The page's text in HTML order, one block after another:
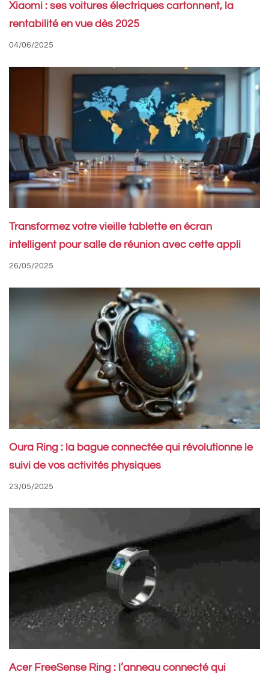
Xiaomi : ses voitures électriques cartonnent, la
rentabilité en vue dès 2025
04/06/2025
Transformez votre vieille tablette en écran
intelligent pour salle de réunion avec cette appli
26/05/2025
Oura Ring : la bague connectée qui révolutionne le
suivi de vos activités physiques
23/05/2025
Acer FreeSense Ring : l’anneau connecté qui